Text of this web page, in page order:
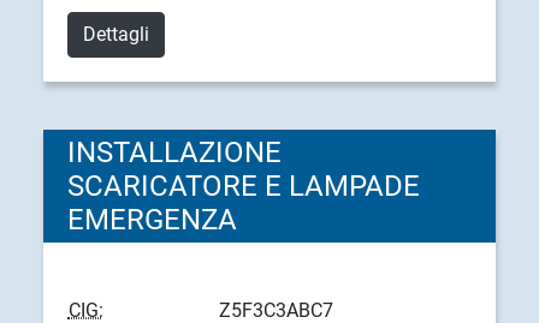
Dettagli
INSTALLAZIONE
SCARICATORE E LAMPADE
EMERGENZA
CIG:
Z5F3C3ABC7